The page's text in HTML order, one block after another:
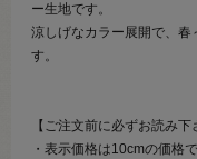
ー生地です。
涼しげなカラー展開で、
す。
【ご注文前に必ずお読み下
・表示価格は10cmの価格で